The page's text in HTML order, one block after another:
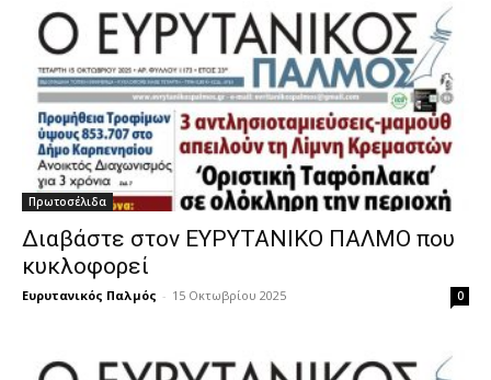
Πρωτοσέλιδα
Διαβάστε στον ΕΥΡΥΤΑΝΙΚΟ ΠΑΛΜΟ που
κυκλοφορεί
Ευρυτανικός Παλμός - 15 Οκτωβρίου 2025 0